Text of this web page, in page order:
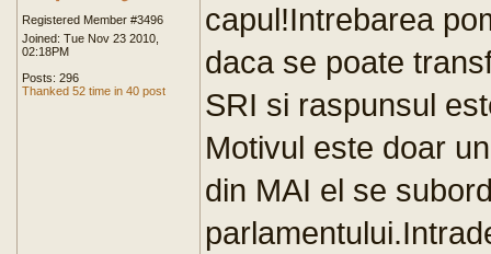
Registered Member #3496
Joined: Tue Nov 23 2010,
02:18PM
Posts: 296
Thanked 52 time in 40 post
capul!Intrebarea
daca se poate
SRI si raspunsul
Motivul este doar
din MAI el se